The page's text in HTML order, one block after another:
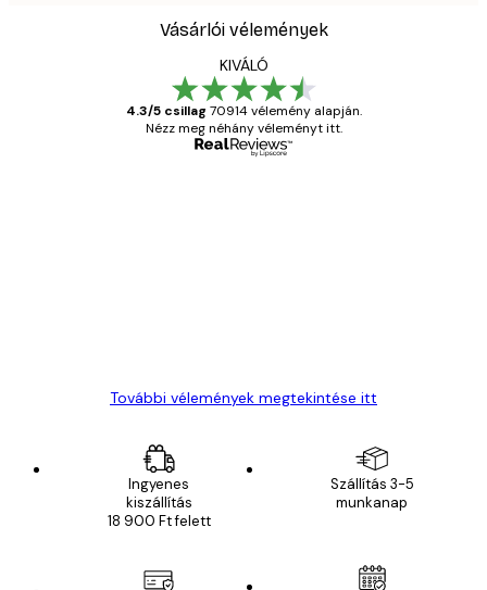
Vásárlói vélemények
KIVÁLÓ
4.3/5 csillag 70914 vélemény alapján.
Nézz meg néhány véleményt itt.
További vélemények megtekintése itt
Ingyenes
kiszállítás
18 900 Ft felett
Szállítás 3-5
munkanap